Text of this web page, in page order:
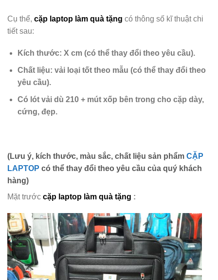
Cụ thể, cặp laptop làm quà tặng có thông số kĩ thuật chi
tiết sau:
Kích thước: X cm (có thể thay đổi theo yêu cầu).
Chất liệu: vải loại tốt theo mẫu (có thể thay đổi theo
yêu cầu).
Có lót vải dù 210 + mút xốp bên trong cho cặp dày,
cứng, đẹp.
(Lưu ý, kích thước, màu sắc, chất liệu sản phẩm CẶP
LAPTOP có thể thay đổi theo yêu cầu của quý khách
hàng)
Mặt trước cặp laptop làm quà tặng :